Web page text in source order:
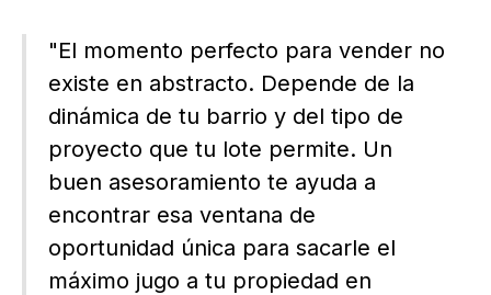
"El momento perfecto para vender no
existe en abstracto. Depende de la
dinámica de tu barrio y del tipo de
proyecto que tu lote permite. Un
buen asesoramiento te ayuda a
encontrar esa ventana de
oportunidad única para sacarle el
máximo jugo a tu propiedad en